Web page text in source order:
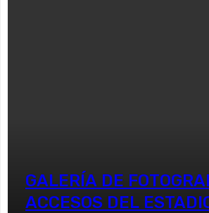
GALERÍA DE
ACCESOS DEL